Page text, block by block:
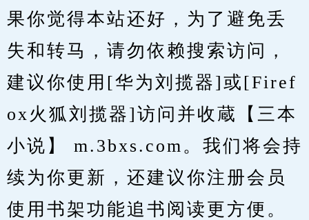
果你觉得本站还好，为了避免丢
失和转马，请勿依赖搜索访问，
建议你使用[华为刘揽器]或[Firef
ox火狐刘揽器]访问并收蔵【三本
小说】 m.3bxs.com。我们将会持
续为你更新，还建议你注册会员
使用书架功能追书阅读更方便。